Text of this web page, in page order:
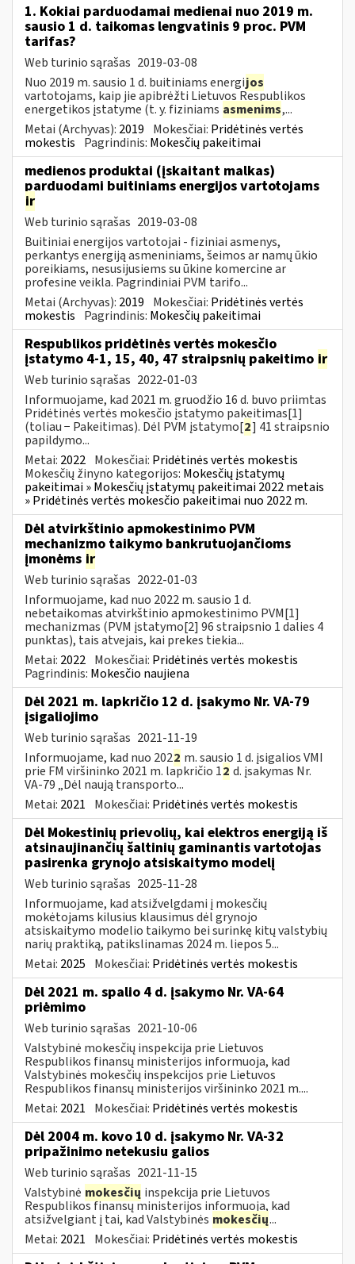
1. Kokiai parduodamai medienai nuo 2019 m.
sausio 1 d. taikomas lengvatinis 9 proc. PVM
tarifas?
Web turinio sąrašas 2019-03-08
Nuo 2019 m. sausio 1 d. buitiniams energijos
vartotojams, kaip jie apibrėžti Lietuvos Respublikos
energetikos įstatyme (t. y. fiziniams asmenims,...
Metai (Archyvas): 2019 Mokesčiai: Pridėtinės vertės
mokestis Pagrindinis: Mokesčių pakeitimai
medienos produktai (įskaitant malkas)
parduodami buitiniams energijos vartotojams
ir
Web turinio sąrašas 2019-03-08
Buitiniai energijos vartotojai - fiziniai asmenys,
perkantys energiją asmeniniams, šeimos ar namų ūkio
poreikiams, nesusijusiems su ūkine komercine ar
profesine veikla. Pagrindiniai PVM tarifo...
Metai (Archyvas): 2019 Mokesčiai: Pridėtinės vertės
mokestis Pagrindinis: Mokesčių pakeitimai
Respublikos pridėtinės vertės mokesčio
įstatymo 4-1, 15, 40, 47 straipsnių pakeitimo ir
Web turinio sąrašas 2022-01-03
Informuojame, kad 2021 m. gruodžio 16 d. buvo priimtas
Pridėtinės vertės mokesčio įstatymo pakeitimas[1]
(toliau − Pakeitimas). Dėl PVM įstatymo[2] 41 straipsnio
papildymo...
Metai: 2022 Mokesčiai: Pridėtinės vertės mokestis
Mokesčių žinyno kategorijos: Mokesčių įstatymų
pakeitimai » Mokesčių įstatymų pakeitimai 2022 metais
» Pridėtinės vertės mokesčio pakeitimai nuo 2022 m.
Dėl atvirkštinio apmokestinimo PVM
mechanizmo taikymo bankrutuojančioms
įmonėms ir
Web turinio sąrašas 2022-01-03
Informuojame, kad nuo 2022 m. sausio 1 d.
nebetaikomas atvirkštinio apmokestinimo PVM[1]
mechanizmas (PVM įstatymo[2] 96 straipsnio 1 dalies 4
punktas), tais atvejais, kai prekes tiekia...
Metai: 2022 Mokesčiai: Pridėtinės vertės mokestis
Pagrindinis: Mokesčio naujiena
Dėl 2021 m. lapkričio 12 d. įsakymo Nr. VA-79
įsigaliojimo
Web turinio sąrašas 2021-11-19
Informuojame, kad nuo 2022 m. sausio 1 d. įsigalios VMI
prie FM viršininko 2021 m. lapkričio 12 d. įsakymas Nr.
VA-79 „Dėl naują transporto...
Metai: 2021 Mokesčiai: Pridėtinės vertės mokestis
Dėl Mokestinių prievolių, kai elektros energiją iš
atsinaujinančių šaltinių gaminantis vartotojas
pasirenka grynojo atsiskaitymo modelį
Web turinio sąrašas 2025-11-28
Informuojame, kad atsižvelgdami į mokesčių
mokėtojams kilusius klausimus dėl grynojo
atsiskaitymo modelio taikymo bei surinkę kitų valstybių
narių praktiką, patikslinamas 2024 m. liepos 5...
Metai: 2025 Mokesčiai: Pridėtinės vertės mokestis
Dėl 2021 m. spalio 4 d. įsakymo Nr. VA-64
priėmimo
Web turinio sąrašas 2021-10-06
Valstybinė mokesčių inspekcija prie Lietuvos
Respublikos finansų ministerijos informuoja, kad
Valstybinės mokesčių inspekcijos prie Lietuvos
Respublikos finansų ministerijos viršininko 2021 m....
Metai: 2021 Mokesčiai: Pridėtinės vertės mokestis
Dėl 2004 m. kovo 10 d. įsakymo Nr. VA-32
pripažinimo netekusiu galios
Web turinio sąrašas 2021-11-15
Valstybinė mokesčių inspekcija prie Lietuvos
Respublikos finansų ministerijos informuoja, kad
atsižvelgiant į tai, kad Valstybinės mokesčių...
Metai: 2021 Mokesčiai: Pridėtinės vertės mokestis